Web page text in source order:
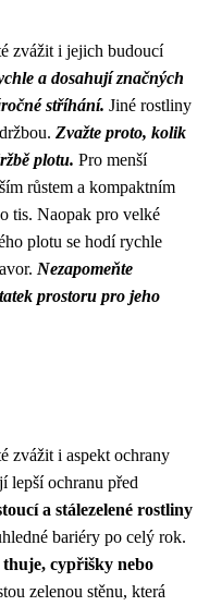
zvážit i jejich budoucí
a dosahují značných
stříhání. Jiné rostliny
Zvažte proto, kolik
plotu. Pro menší
růstem a kompaktním
tis. Naopak pro velké
plotu se hodí rychle
Nezapomeňte
prostoru pro jeho
zvážit i aspekt ochrany
lepší ochranu před
a stálezelené rostliny
bariéry po celý rok.
thuje, cypřišky nebo
zelenou stěnu, která